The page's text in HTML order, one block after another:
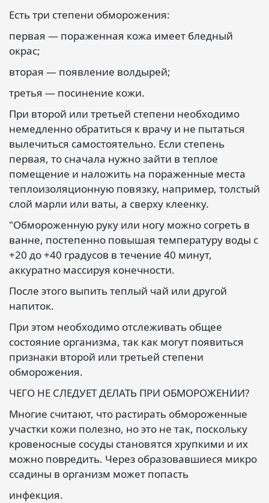
Есть три степени обморожения:
первая — пораженная кожа имеет бледный
окрас;
вторая — появление волдырей;
третья — посинение кожи.
При второй или третьей степени необходимо
немедленно обратиться к врачу и не пытаться
вылечиться самостоятельно. Если степень
первая, то сначала нужно зайти в теплое
помещение и наложить на пораженные места
теплоизоляционную повязку, например, толстый
слой марли или ваты, а сверху клеенку.
"Обмороженную руку или ногу можно согреть в
ванне, постепенно повышая температуру воды с
+20 до +40 градусов в течение 40 минут,
аккуратно массируя конечности.
После этого выпить теплый чай или другой
напиток.
При этом необходимо отслеживать общее
состояние организма, так как могут появиться
признаки второй или третьей степени
обморожения.
ЧЕГО НЕ СЛЕДУЕТ ДЕЛАТЬ ПРИ ОБМОРОЖЕНИИ?
Многие считают, что растирать обмороженные
участки кожи полезно, но это не так, поскольку
кровеносные сосуды становятся хрупкими и их
можно повредить. Через образовавшиеся микро
ссадины в организм может попасть
инфекция.